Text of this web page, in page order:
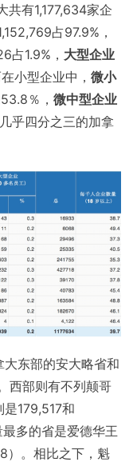
共有1,177,634家企
占97.9%，
占1.9%， 大型企业
小型企业中， 微小
％， 微中型企业
乎四分之三的加拿
东部的安大略省和
西部则有不列颠哥
179,517和
多的省是爱德华王
）。相比之下，魁